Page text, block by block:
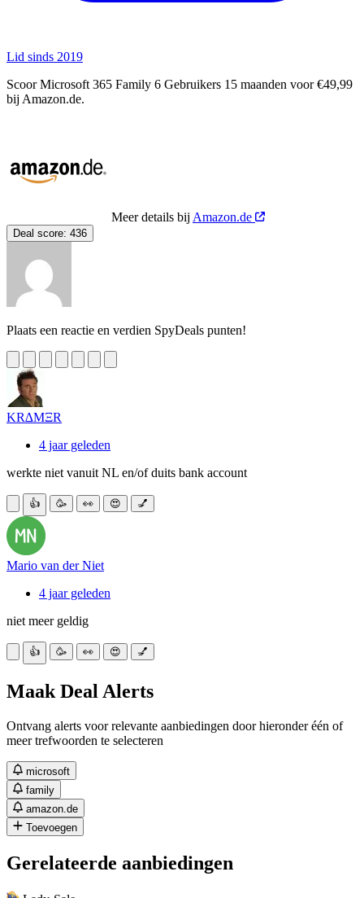
Lid sinds 2019
Scoor Microsoft 365 Family 6 Gebruikers 15 maanden voor €49,99
bij Amazon.de.
Meer details bij Amazon.de
Deal score: 436
Plaats een reactie en verdien SpyDeals punten!
KR∆MΞR
4 jaar geleden
werkte niet vanuit NL en/of duits bank account
👍 🥳 👀 😍 💅
Mario van der Niet
4 jaar geleden
niet meer geldig
👍 🥳 👀 😍 💅
Maak Deal Alerts
Ontvang alerts voor relevante aanbiedingen door hieronder één of
meer trefwoorden te selecteren
microsoft
family
amazon.de
Toevoegen
Gerelateerde aanbiedingen